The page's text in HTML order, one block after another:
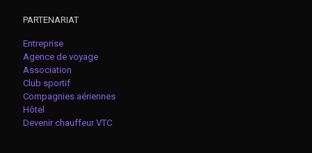
PARTENARIAT
Entreprise
Agence de voyage
Association
Club sportif
Compagnies aériennes
Hôtel
Devenir chauffeur VTC